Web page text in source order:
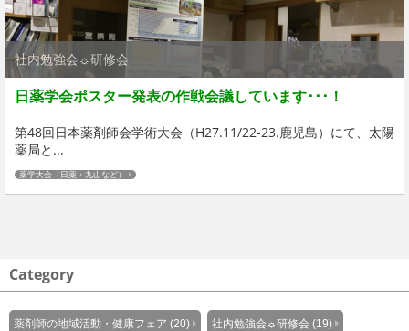
社内勉強会☼研修会
日薬学会ポスター発表の作戦会議しています･･･！
第48回日本薬剤師会学術大会（H27.11/22-23.鹿児島）にて、太陽
薬局と...
薬学大会（日薬・九山など）
Category
薬剤師の地域活動・健康フェア (20) 社内勉強会☼研修会 (19)